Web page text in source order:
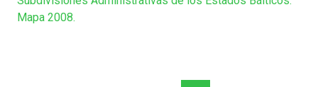
Mapa 2008.